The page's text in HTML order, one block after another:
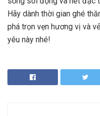
Hãy dành thời gian ghé
phá trọn vẹn hương vị và
yêu này nhé!